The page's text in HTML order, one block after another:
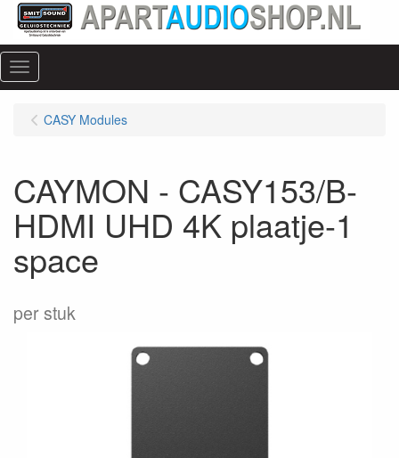
Menu
CASY Modules
CAYMON - CASY153/B-
HDMI UHD 4K plaatje-1
space
per stuk